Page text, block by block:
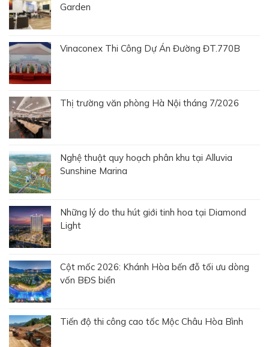
Garden
Vinaconex Thi Công Dự Án Đường ĐT.770B
Thị trường văn phòng Hà Nội tháng 7/2026
Nghệ thuật quy hoạch phân khu tại Alluvia
Sunshine Marina
Những lý do thu hút giới tinh hoa tại Diamond
Light
Cột mốc 2026: Khánh Hòa bến đỗ tối ưu dòng
vốn BĐS biển
Tiến độ thi công cao tốc Mộc Châu Hòa Bình